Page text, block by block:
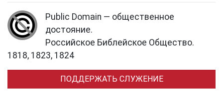
Public Domain — общественное
достояние.
Российское Библейское Общество.
1818, 1823, 1824
ПОДДЕРЖАТЬ СЛУЖЕНИЕ